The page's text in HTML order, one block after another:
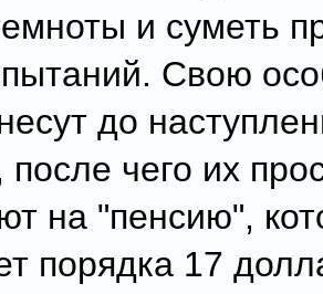
и суметь
Свою
до
после чего их
на "пенсию",
порядка 17